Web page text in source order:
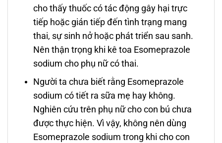
cho thấy thuốc có tác động gây hại trực
tiếp hoặc gián tiếp đến tình trạng mang
thai, sự sinh nở hoặc phát triển sau sanh.
Nên thận trọng khi kê toa Esomeprazole
sodium cho phụ nữ có thai.
Người ta chưa biết rằng Esomeprazole
sodium có tiết ra sữa mẹ hay không.
Nghiên cứu trên phụ nữ cho con bú chưa
được thực hiện. Vì vậy, không nên dùng
Esomeprazole sodium trong khi cho con